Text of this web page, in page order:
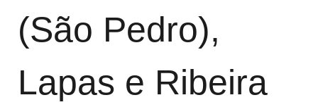
(São Pedro),
Lapas e Ribeira